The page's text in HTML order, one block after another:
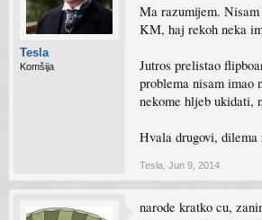
Tesla
Komšija
Ma razumijem.
KM, haj rekoh neka
Jutros prelistao
problema nisam imao
nekome hljeb ukidati,
Hvala drugovi, dilema
Tesla Jun 9, 2014
narode kratko cu,